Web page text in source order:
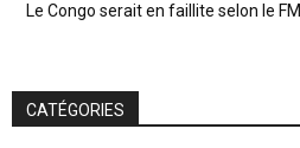
Le Congo serait en faillite selon le FMI
CATÉGORIES